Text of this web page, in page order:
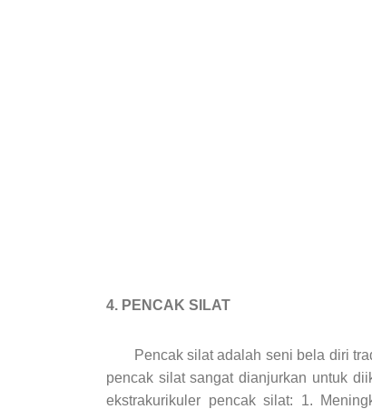
4. PENCAK SILAT
Pencak silat adalah seni bela diri
pencak silat sangat dianjurkan untuk
ekstrakurikuler pencak silat: 1.